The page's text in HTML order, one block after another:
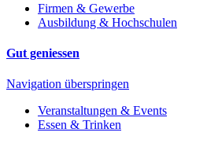
Firmen & Gewerbe
Ausbildung & Hochschulen
Gut geniessen
Navigation überspringen
Veranstaltungen & Events
Essen & Trinken